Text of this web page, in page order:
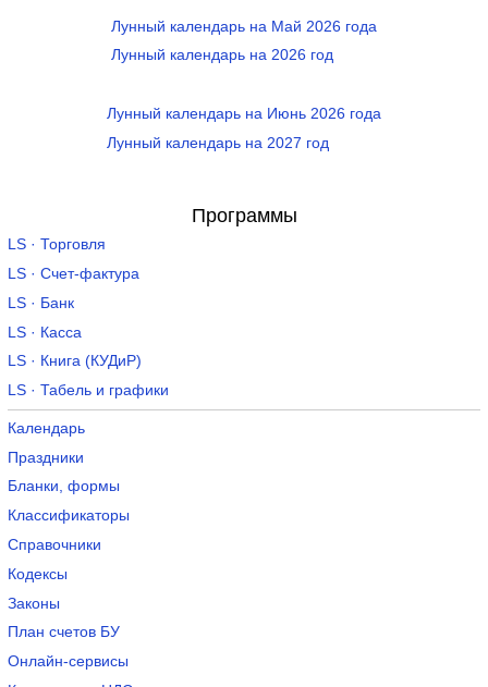
Лунный календарь на Май 2026 года
Лунный календарь на 2026 год
Лунный календарь на Июнь 2026 года
Лунный календарь на 2027 год
Программы
LS · Торговля
LS · Счет-фактура
LS · Банк
LS · Касса
LS · Книга (КУДиР)
LS · Табель и графики
Календарь
Праздники
Бланки, формы
Классификаторы
Справочники
Кодексы
Законы
План счетов БУ
Онлайн-сервисы